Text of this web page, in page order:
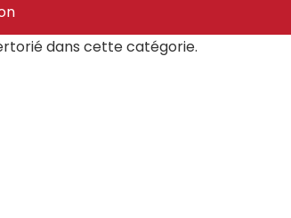
dans cette catégorie.